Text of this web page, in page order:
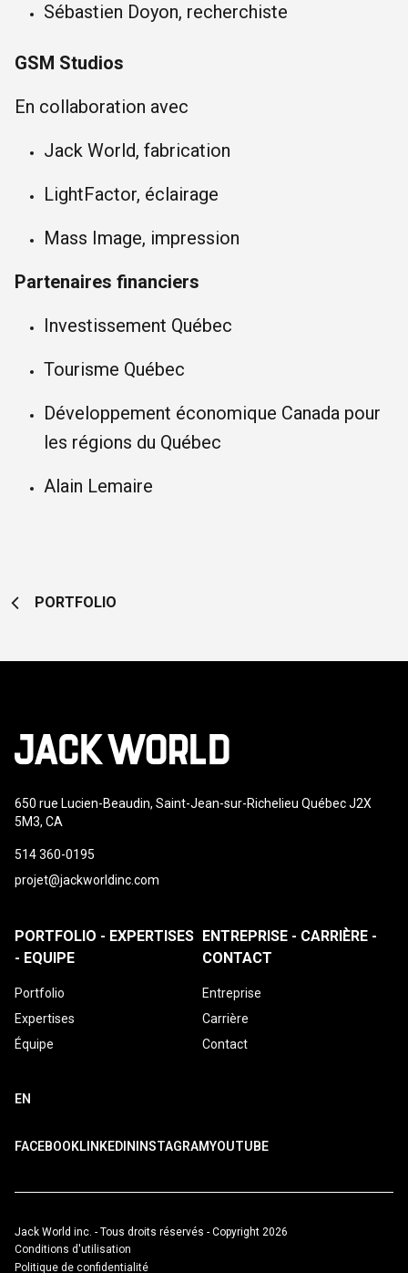
Sébastien Doyon, recherchiste
GSM Studios
En collaboration avec
Jack World, fabrication
LightFactor, éclairage
Mass Image, impression
Partenaires financiers
Investissement Québec
Tourisme Québec
Développement économique Canada pour
les régions du Québec
Alain Lemaire
PORTFOLIO
650 rue Lucien-Beaudin, Saint-Jean-sur-Richelieu Québec J2X
5M3, CA
514 360-0195
projet@jackworldinc.com
PORTFOLIO - EXPERTISES
- EQUIPE
Portfolio
Expertises
Équipe
ENTREPRISE - CARRIÈRE -
CONTACT
Entreprise
Carrière
Contact
EN
FACEBOOKLINKEDIN INSTAGRAMYOUTUBE
Jack World inc. - Tous droits réservés - Copyright 2026
Conditions d'utilisation
Politique de confidentialité